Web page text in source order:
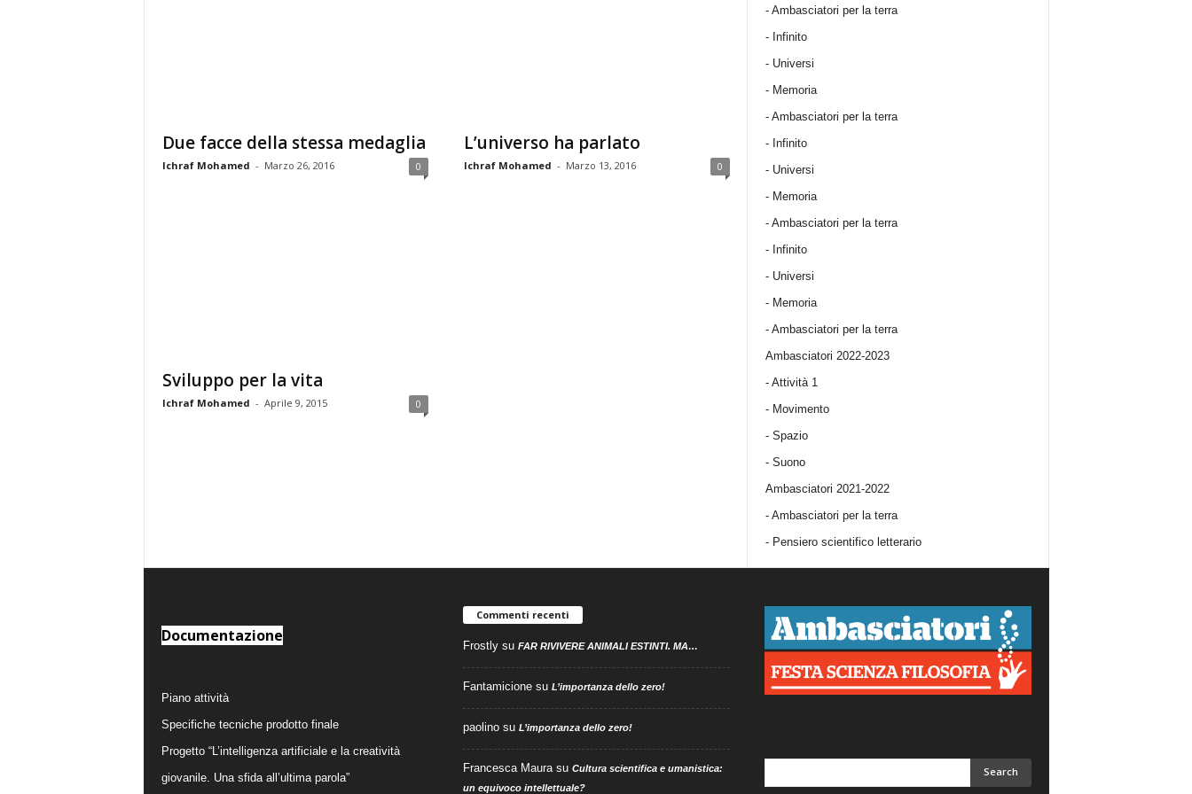
Due facce della stessa medaglia
Ichraf Mohamed - Marzo 26, 2016 0
L’universo ha parlato
Ichraf Mohamed - Marzo 13, 2016 0
Sviluppo per la vita
Ichraf Mohamed - Aprile 9, 2015 0
- Ambasciatori per la terra
- Infinito
- Universi
- Memoria
- Ambasciatori per la terra
- Infinito
- Universi
- Memoria
- Ambasciatori per la terra
- Infinito
- Universi
- Memoria
- Ambasciatori per la terra
Ambasciatori 2022-2023
- Attività 1
- Movimento
- Spazio
- Suono
Ambasciatori 2021-2022
- Ambasciatori per la terra
- Pensiero scientifico letterario
Documentazione
Piano attività
Specifiche tecniche prodotto finale
Progetto “L’intelligenza artificiale e la creatività
giovanile. Una sfida all’ultima parola”
Commenti recenti
Frostlysu FAR RIVIVERE ANIMALI ESTINTI. MA…
Fantamicionesu L’importanza dello zero!
paolinosu L’importanza dello zero!
Francesca Maurasu Cultura scientifica e umanistica:
un equivoco intellettuale?